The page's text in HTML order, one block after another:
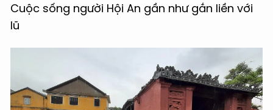
Cuộc sống người Hội An gần như gắn liền với
lũ